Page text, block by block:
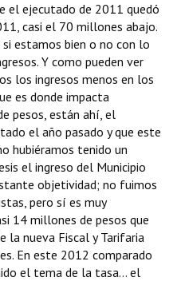
el ejecutado de 2011 quedó
casi el 70 millones abajo.
estamos bien o no con lo
Y como pueden ver
los ingresos menos en los
es donde impacta
pesos, están ahí, el
el año pasado y que este
hubiéramos tenido un
el ingreso del Municipio
objetividad; no fuimos
pero sí es muy
14 millones de pesos que
la nueva Fiscal y Tarifaria
En este 2012 comparado
el tema de la tasa... el